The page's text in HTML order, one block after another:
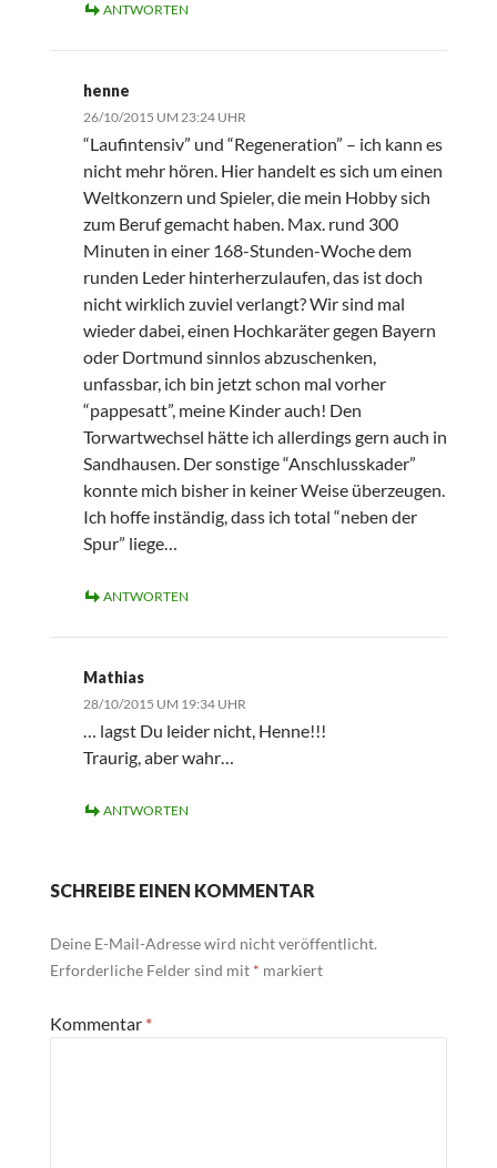
ANTWORTEN
henne
26/10/2015 UM 23:24 UHR
“Laufintensiv” und “Regeneration” – ich kann es
nicht mehr hören. Hier handelt es sich um einen
Weltkonzern und Spieler, die mein Hobby sich
zum Beruf gemacht haben. Max. rund 300
Minuten in einer 168-Stunden-Woche dem
runden Leder hinterherzulaufen, das ist doch
nicht wirklich zuviel verlangt? Wir sind mal
wieder dabei, einen Hochkaräter gegen Bayern
oder Dortmund sinnlos abzuschenken,
unfassbar, ich bin jetzt schon mal vorher
“pappesatt”, meine Kinder auch! Den
Torwartwechsel hätte ich allerdings gern auch in
Sandhausen. Der sonstige “Anschlusskader”
konnte mich bisher in keiner Weise überzeugen.
Ich hoffe inständig, dass ich total “neben der
Spur” liege…
ANTWORTEN
Mathias
28/10/2015 UM 19:34 UHR
… lagst Du leider nicht, Henne!!!
Traurig, aber wahr…
ANTWORTEN
SCHREIBE EINEN KOMMENTAR
Deine E-Mail-Adresse wird nicht veröffentlicht.
Erforderliche Felder sind mit * markiert
Kommentar *